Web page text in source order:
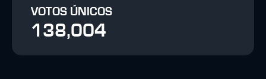
VOTOS ÚNICOS
138,004